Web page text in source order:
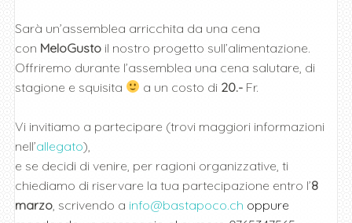
Sarà un’assemblea arricchita da una cena
con MeloGustoil nostro progetto sull’alimentazione.
Offriremo durante l’assemblea una cena salutare, di
stagione e squisita
a un costo di 20.- Fr.
Vi invitiamo a partecipare (trovi maggiori informazioni
nell’allegato),
e se decidi di venire, per ragioni organizzative, ti
chiediamo di riservare la tua partecipazione entro l’8
marzo, scrivendo a info@bastapoco.ch oppure